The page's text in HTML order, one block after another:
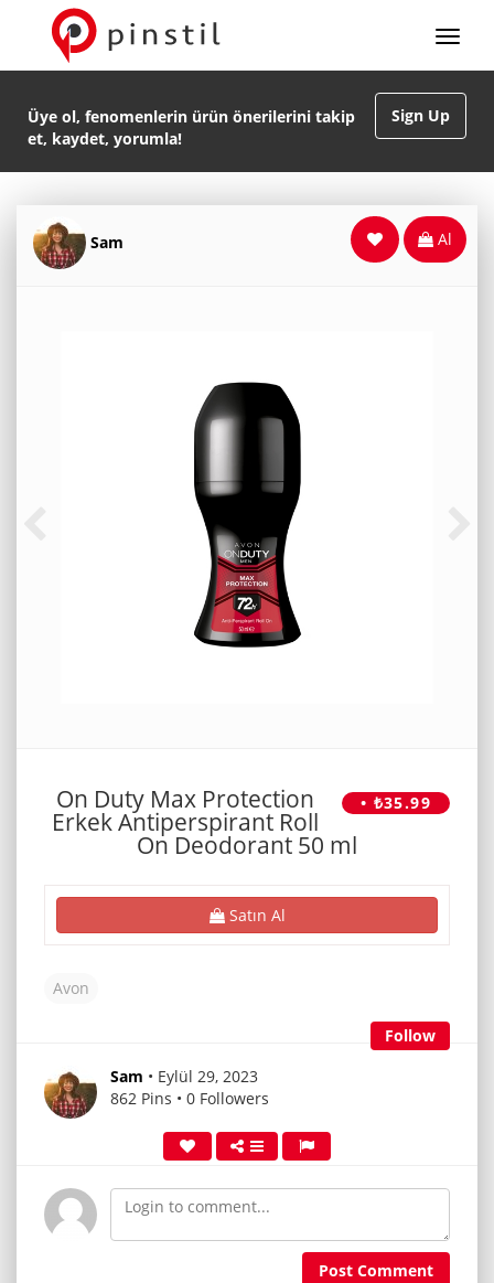
Sign Up
Üye ol, fenomenlerin ürün önerilerini takip
et, kaydet, yorumla!
Sam Al
• ₺35.99
On Duty Max Protection
Erkek Antiperspirant Roll
On Deodorant 50 ml
Satın Al
Avon
Follow
Sam • Eylül 29, 2023
862 Pins • 0 Followers
Post Comment